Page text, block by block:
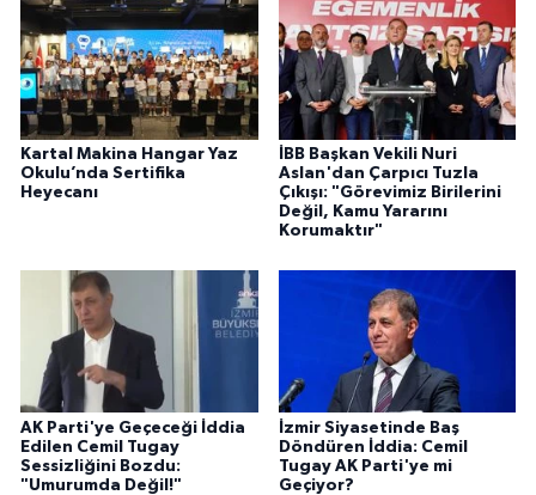
Kartal Makina Hangar Yaz
Okulu’nda Sertifika
Heyecanı
İBB Başkan Vekili Nuri
Aslan'dan Çarpıcı Tuzla
Çıkışı: "Görevimiz Birilerini
Değil, Kamu Yararını
Korumaktır"
AK Parti'ye Geçeceği İddia
Edilen Cemil Tugay
Sessizliğini Bozdu:
"Umurumda Değil!"
İzmir Siyasetinde Baş
Döndüren İddia: Cemil
Tugay AK Parti'ye mi
Geçiyor?